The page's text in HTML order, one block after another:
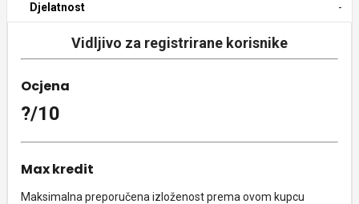
Djelatnost -
Vidljivo za registrirane korisnike
Ocjena
?/10
Max kredit
Maksimalna preporučena izloženost prema ovom kupcu